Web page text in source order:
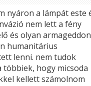
nyáron a lámpát este
nem lett a fény
és olyan
humanitárius
lenni. nem tudok
hogy micsoda
kellett számolnom